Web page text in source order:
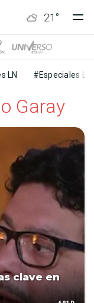
21 °
LN #Especiales LN
Garay
clave en